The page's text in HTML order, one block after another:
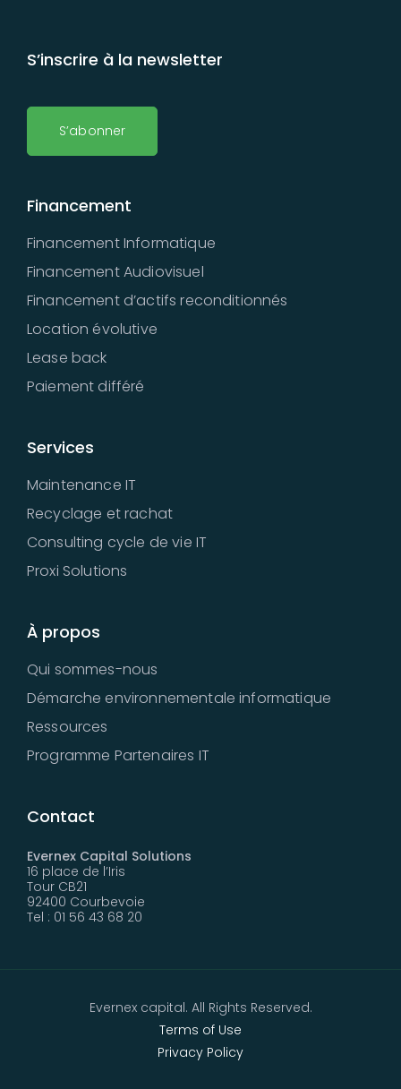
S’inscrire à la newsletter
S’abonner
Financement
Financement Informatique
Financement Audiovisuel
Financement d’actifs reconditionnés
Location évolutive
Lease back
Paiement différé
Services
Maintenance IT
Recyclage et rachat
Consulting cycle de vie IT
Proxi Solutions
À propos
Qui sommes-nous
Démarche environnementale informatique
Ressources
Programme Partenaires IT
Contact
Evernex Capital Solutions
16 place de l’Iris
Tour CB21
92400 Courbevoie
Tel : 01 56 43 68 20
Evernex capital. All Rights Reserved.
Terms of Use
Privacy Policy